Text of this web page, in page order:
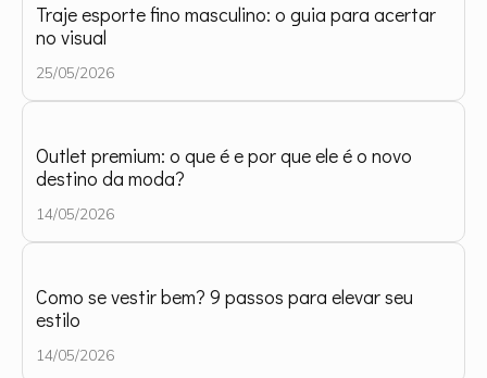
Traje esporte fino masculino: o guia para acertar
no visual
25/05/2026
Outlet premium: o que é e por que ele é o novo
destino da moda?
14/05/2026
Como se vestir bem? 9 passos para elevar seu
estilo
14/05/2026